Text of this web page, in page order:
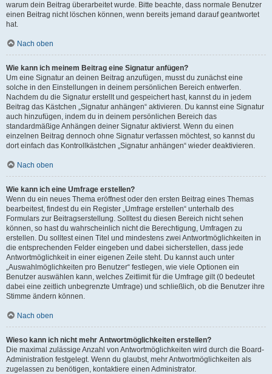
warum dein Beitrag überarbeitet wurde. Bitte beachte, dass normale Benutzer
einen Beitrag nicht löschen können, wenn bereits jemand darauf geantwortet
hat.
Nach oben
Wie kann ich meinem Beitrag eine Signatur anfügen?
Um eine Signatur an deinen Beitrag anzufügen, musst du zunächst eine
solche in den Einstellungen in deinem persönlichen Bereich entwerfen.
Nachdem du die Signatur erstellt und gespeichert hast, kannst du in jedem
Beitrag das Kästchen „Signatur anhängen“ aktivieren. Du kannst eine Signatur
auch hinzufügen, indem du in deinem persönlichen Bereich das
standardmäßige Anhängen deiner Signatur aktivierst. Wenn du einen
einzelnen Beitrag dennoch ohne Signatur verfassen möchtest, so kannst du
dort einfach das Kontrollkästchen „Signatur anhängen“ wieder deaktivieren.
Nach oben
Wie kann ich eine Umfrage erstellen?
Wenn du ein neues Thema eröffnest oder den ersten Beitrag eines Themas
bearbeitest, findest du ein Register „Umfrage erstellen“ unterhalb des
Formulars zur Beitragserstellung. Solltest du diesen Bereich nicht sehen
können, so hast du wahrscheinlich nicht die Berechtigung, Umfragen zu
erstellen. Du solltest einen Titel und mindestens zwei Antwortmöglichkeiten in
die entsprechenden Felder eingeben und dabei sicherstellen, dass jede
Antwortmöglichkeit in einer eigenen Zeile steht. Du kannst auch unter
„Auswahlmöglichkeiten pro Benutzer“ festlegen, wie viele Optionen ein
Benutzer auswählen kann, welches Zeitlimit für die Umfrage gilt (0 bedeutet
dabei eine zeitlich unbegrenzte Umfrage) und schließlich, ob die Benutzer ihre
Stimme ändern können.
Nach oben
Wieso kann ich nicht mehr Antwortmöglichkeiten erstellen?
Die maximal zulässige Anzahl von Antwortmöglichkeiten wird durch die Board-
Administration festgelegt. Wenn du glaubst, mehr Antwortmöglichkeiten als
zugelassen zu benötigen, kontaktiere einen Administrator.